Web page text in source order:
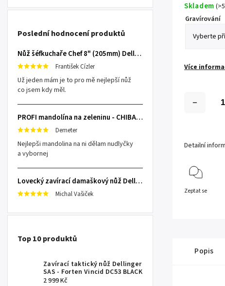
Poslední hodnocení produktů
Nůž šéfkuchaře Chef 8" (205mm) Dellinger TOIVO - Professional Damascus
František Cízler
Už jeden mám je to pro mě nejlepší nůž
co jsem kdy měl.
PROFI mandolína na zeleninu - CHIBA Japan, sengiri slicekun
Demeter
Nejlepši mandolina na ni dělam nudlyčky
a vybornej
Lovecký zavírací damaškový nůž Dellinger Damask Star
Michal Vašiček
Top 10 produktů
Zavírací taktický nůž Dellinger
SAS - Forten Vincid DC53 BLACK
2 999 Kč
Skladem (
Gravírování
Více
Detailní
Zeptat se
Popis